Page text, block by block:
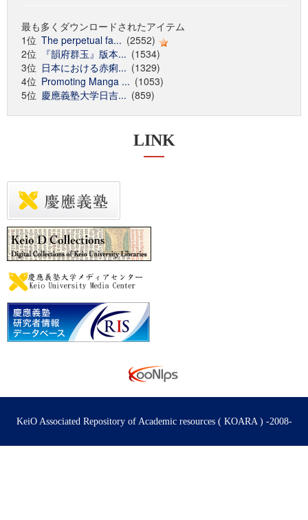
最も多くダウンロードされたアイテム
1位 The perpetual fa... (2552)
2位
『韻府群玉』版本... (1534)
3位 日本における赤痢... (1329)
4位 Promoting Manga ... (1053)
5位 慶應義塾大学日吉... (859)
LINK
KeiO Associated Repository of Academic resources ( KOARA ) -2008-